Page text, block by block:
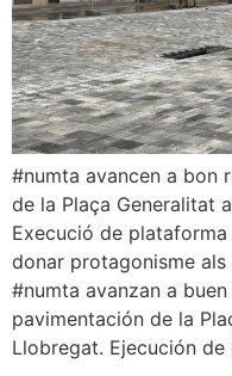
#numta avancen a bon
de la Plaça Generalitat
Execució de
donar protagonisme
#numta avanzan a
pavimentación de la
Llobregat. Ejecución